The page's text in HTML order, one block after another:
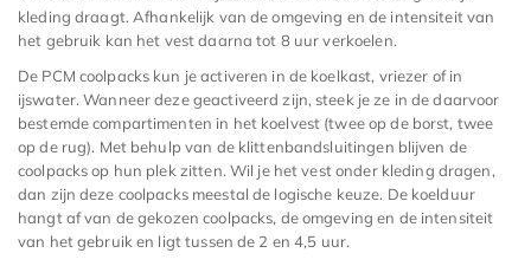
kleding draagt. Afhankelijk van de omgeving en de intensiteit van
het gebruik kan het vest daarna tot 8 uur verkoelen.
De PCM coolpacks kun je activeren in de koelkast, vriezer of in
ijswater. Wanneer deze geactiveerd zijn, steek je ze in de daarvoor
bestemde compartimenten in het koelvest (twee op de borst, twee
op de rug). Met behulp van de klittenbandsluitingen blijven de
coolpacks op hun plek zitten. Wil je het vest onder kleding dragen,
dan zijn deze coolpacks meestal de logische keuze. De koelduur
hangt af van de gekozen coolpacks, de omgeving en de intensiteit
van het gebruik en ligt tussen de 2 en 4,5 uur.